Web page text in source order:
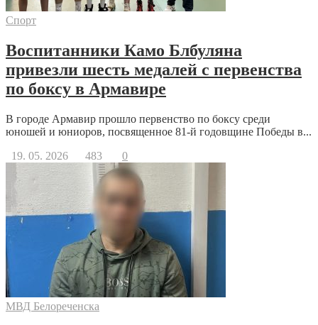
Спорт
Воспитанники Камо Блбуляна
привезли шесть медалей с первенства
по боксу в Армавире
В городе Армавир прошло первенство по боксу среди
юношей и юниоров, посвященное 81-й годовщине Победы в...
19. 05. 2026
483 0
МВД Белореченска